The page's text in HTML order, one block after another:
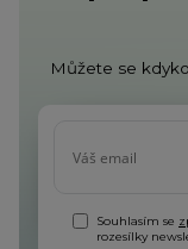
Můžete se
Souhlasím se
rozesílky